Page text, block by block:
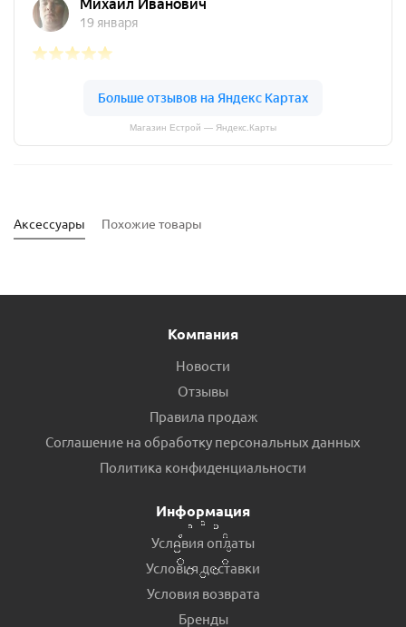
Магазин Естрой — Яндекс.Карты
Аксессуары Похожие товары
Есть в наличии (32)
Компания
Новости
Отзывы
Правила продаж
Соглашение на обработку персональных данных
Политика конфиденциальности
Информация
Условия оплаты
Условия доставки
Условия возврата
Бренды